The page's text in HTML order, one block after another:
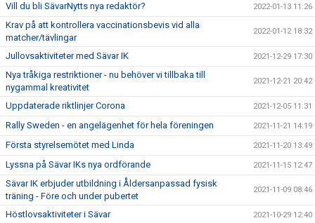
Vill du bli SävarNytts nya redaktör? 2022-01-13 11:26
Krav på att kontrollera vaccinationsbevis vid alla
matcher/tävlingar
2022-01-12 18:32
Jullovsaktiviteter med Sävar IK 2021-12-29 17:30
Nya tråkiga restriktioner - nu behöver vi tillbaka till
nygammal kreativitet
2021-12-21 20:42
Uppdaterade riktlinjer Corona 2021-12-05 11:31
Rally Sweden - en angelägenhet för hela föreningen 2021-11-21 14:19
Första styrelsemötet med Linda 2021-11-20 13:49
Lyssna på Sävar IKs nya ordförande 2021-11-15 12:47
Sävar IK erbjuder utbildning i Åldersanpassad fysisk
träning - Före och under pubertet
2021-11-09 08:46
Höstlovsaktiviteter i Sävar 2021-10-29 12:40